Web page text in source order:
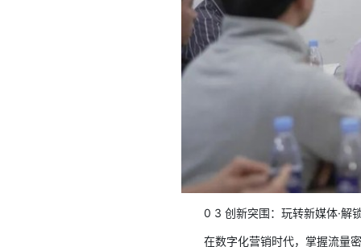
0 3 创新突围：玩转新媒体·解
在数字化营销时代，掌握流量